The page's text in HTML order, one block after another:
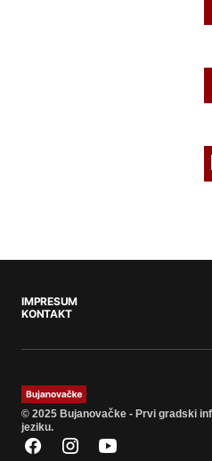
IMPRESUM
KONTAKT
© 2025 Bujanovačke - Prvi gradski
jeziku.